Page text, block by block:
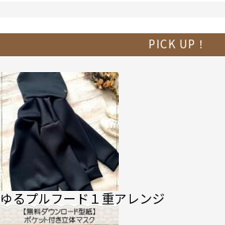
PICK UP！
ゆるプルフード１重アレンジ